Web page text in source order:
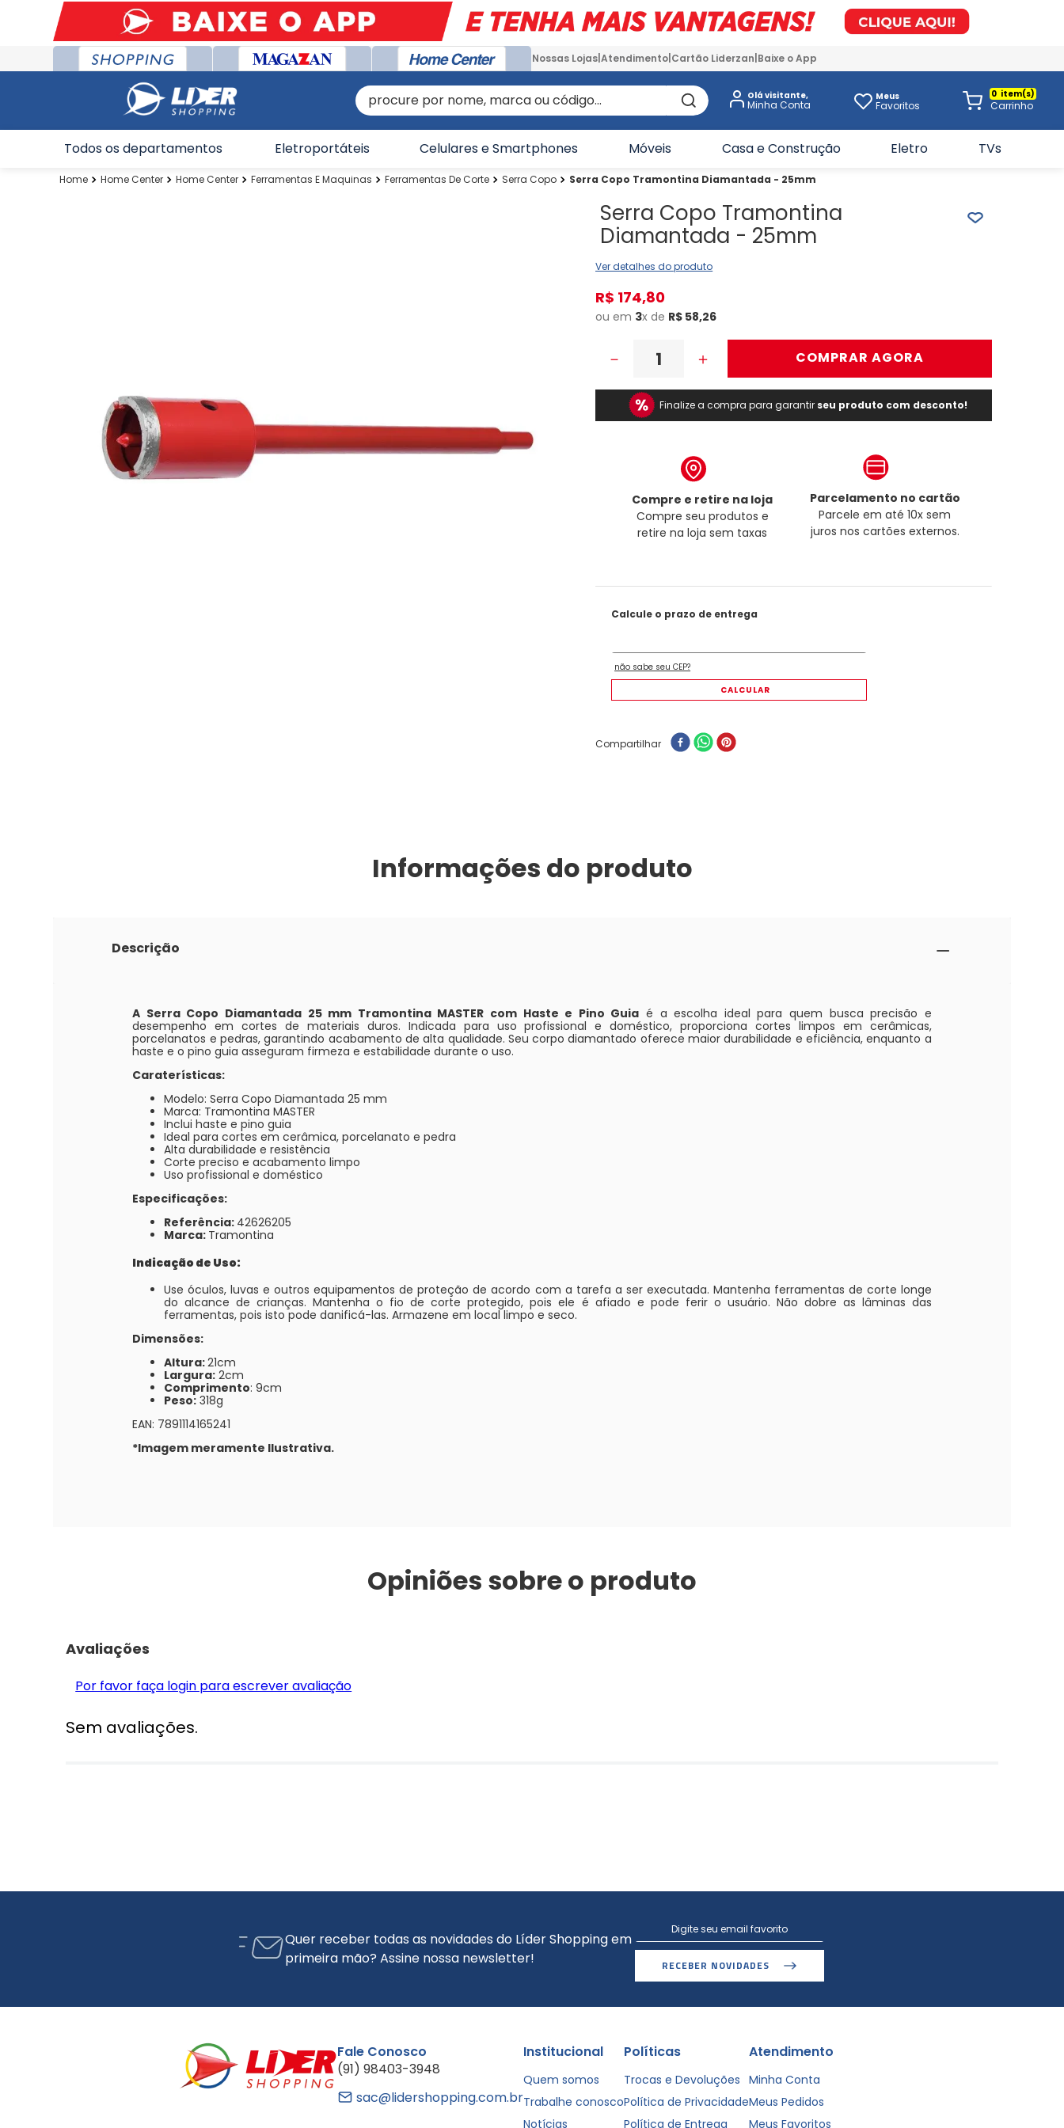
Nossas Lojas Atendimento Cartão Liderzan Baixe o App
procure por nome, marca ou código... Olá visitante, Meus
Favoritos
0
Todos os departamentos Eletroportáteis Celulares e Smartphones Móveis Casa e Construção Eletro TVs
Home Center Home Center Ferramentas E Maquinas Ferramentas De Corte Serra Copo Serra Copo Tramontina Diamantada - 25mm
Serra Copo Tramontina
Diamantada - 25mm
Ver detalhes do produto
R$ 174,80
ou em 3x de R$ 58,26
＋
－ COMPRAR AGORA
Finalize a compra para garantir seu produto com desconto!
Compre e retire na loja
Compre seu produtos e
retire na loja sem taxas
Parcelamento no cartão
Parcele em até 10x sem
juros nos cartões externos.
Compartilhar
Informações do produto
Descrição
A Serra Copo Diamantada 25 mm Tramontina MASTER com Haste e Pino Guia é a escolha ideal para quem busca precisão e
desempenho em cortes de materiais duros. Indicada para uso profissional e doméstico, proporciona cortes limpos em cerâmicas,
porcelanatos e pedras, garantindo acabamento de alta qualidade. Seu corpo diamantado oferece maior durabilidade e eficiência, enquanto a
haste e o pino guia asseguram firmeza e estabilidade durante o uso.
Caraterísticas:
Modelo: Serra Copo Diamantada 25 mm
Marca: Tramontina MASTER
Inclui haste e pino guia
Ideal para cortes em cerâmica, porcelanato e pedra
Alta durabilidade e resistência
Corte preciso e acabamento limpo
Uso profissional e doméstico
Especificações:
Referência: 42626205
Marca: Tramontina
Indicação de Uso:
Use óculos, luvas e outros equipamentos de proteção de acordo com a tarefa a ser executada. Mantenha ferramentas de corte longe
do alcance de crianças. Mantenha o fio de corte protegido, pois ele é afiado e pode ferir o usuário. Não dobre as lâminas das
ferramentas, pois isto pode danificá-las. Armazene em local limpo e seco.
Dimensões:
Altura:21cm
Largura: 2cm
Comprimento: 9cm
Peso: 318g
EAN: 7891114165241
*Imagem meramente Ilustrativa.
Opiniões sobre o produto
Avaliações
Por favor faça login para escrever avaliação
Sem avaliações.
Quer receber todas as novidades do Líder Shopping em
primeira mão? Assine nossa newsletter!
RECEBER NOVIDADES
Fale Conosco
(91) 98403-3948
sac@lidershopping.com.br
Institucional
Quem somos
Trabalhe conosco
Notícias
Políticas
Trocas e Devoluções
Política de Privacidade
Política de Entrega
Atendimento
Minha Conta
Meus Pedidos
Meus Favoritos